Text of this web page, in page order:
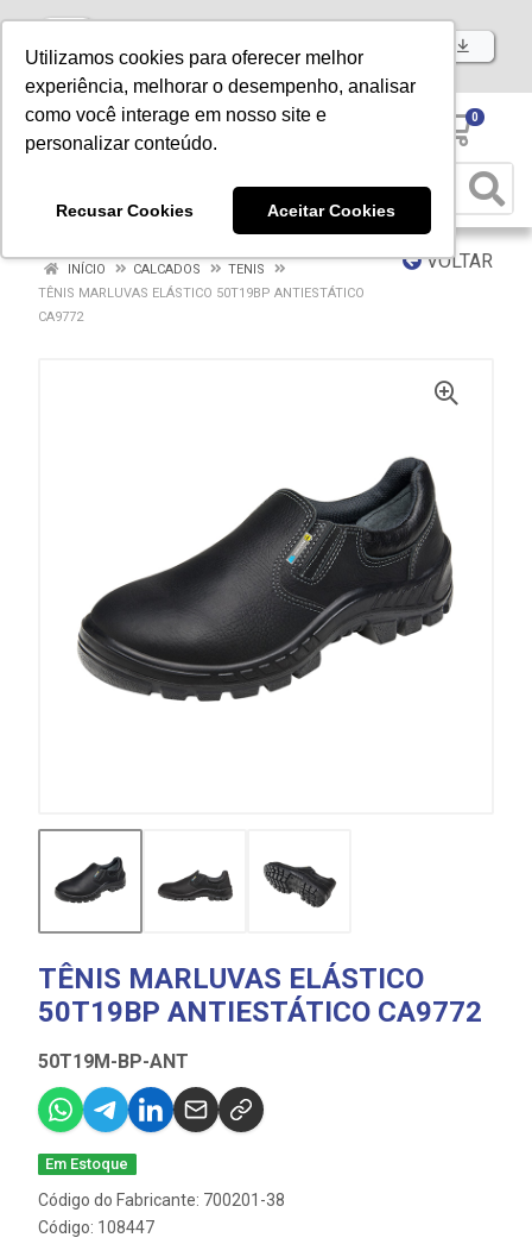
Utilizamos cookies para oferecer melhor
experiência, melhorar o desempenho, analisar
como você interage em nosso site e
personalizar conteúdo.
Recusar Cookies Aceitar Cookies
Baixe já nosso APP
0
VOLTAR
INÍCIO CALCADOS
TENIS
TÊNIS MARLUVAS ELÁSTICO 50T19BP ANTIESTÁTICO
CA9772
TÊNIS MARLUVAS ELÁSTICO
50T19BP ANTIESTÁTICO CA9772
50T19M-BP-ANT
Em Estoque
Código do Fabricante: 700201-38
Código: 108447